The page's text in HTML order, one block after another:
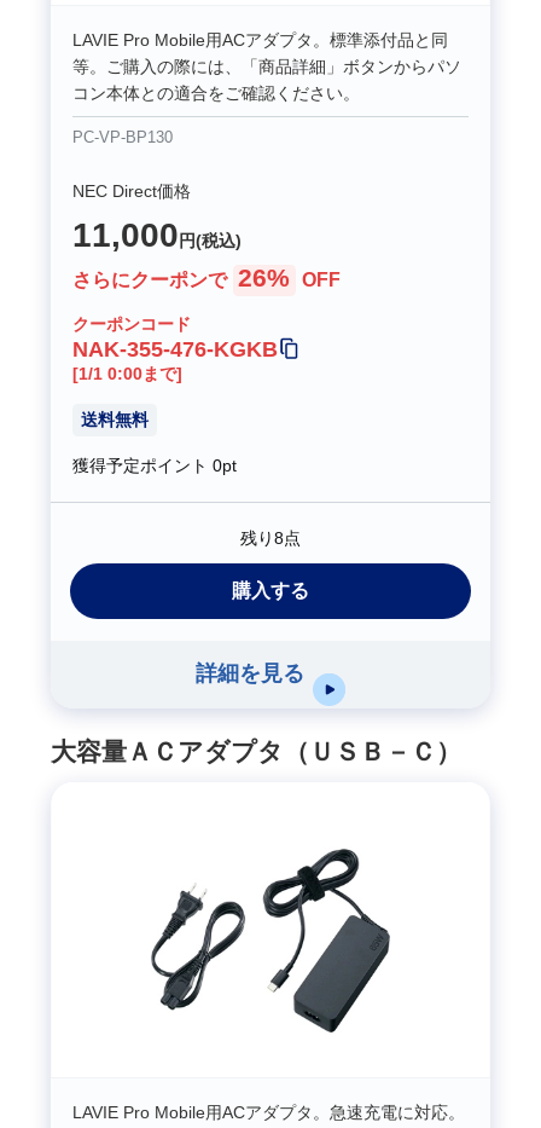
LAVIE Pro Mobile用ACアダプタ。標準添付品と同
等。ご購入の際には、「商品詳細」ボタンからパソ
コン本体との適合をご確認ください。
PC-VP-BP130
NEC Direct価格
11,000 円(税込)
さらにクーポンで 26% OFF
クーポンコード
NAK-355-476-KGKB
[1/1 0:00まで]
送料無料
獲得予定ポイント0pt
残り8点
購入する
詳細を見る
大容量ＡＣアダプタ（ＵＳＢ－Ｃ）
LAVIE Pro Mobile用ACアダプタ。急速充電に対応。